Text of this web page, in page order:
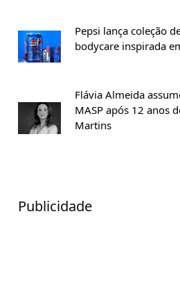
Pepsi lança coleção
bodycare inspirada
Flávia Almeida
MASP após 12 anos
Martins
Publicidade